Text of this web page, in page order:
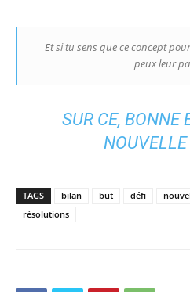
Et si tu sens que ce concept
peux leur
SUR CE, BONNE
TAGS bilan but défi
résolutions